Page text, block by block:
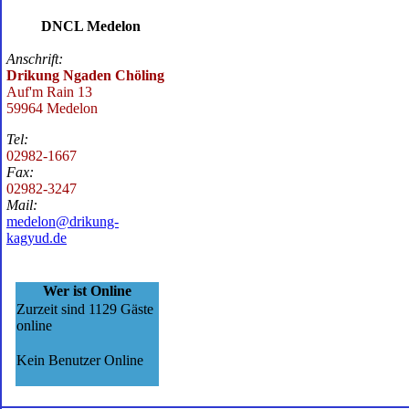
DNCL Medelon
Anschrift:
Drikung Ngaden Chöling
Auf'm Rain 13
59964 Medelon
Tel:
02982-1667
Fax:
02982-3247
Mail:
medelon@drikung-
kagyud.de
Wer ist Online
Zurzeit sind 1129 Gäste
online
Kein Benutzer Online